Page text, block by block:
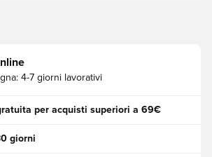
4-7 giorni lavorativi
per acquisti superiori a 69€
giorni